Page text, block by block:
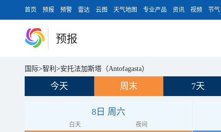
首页 预报 预警 雷达 云图 天气地图 专业产品 资讯 视频 节气
预报
国际>智利 >安托法加斯塔（Antofagasta）
今天 周末 7天
8日 周六
白天 夜间